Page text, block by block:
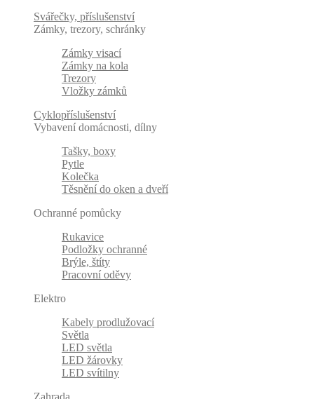
Svářečky, příslušenství
Zámky, trezory, schránky
Zámky visací
Zámky na kola
Trezory
Vložky zámků
Cyklopříslušenství
Vybavení domácnosti, dílny
Tašky, boxy
Pytle
Kolečka
Těsnění do oken a dveří
Ochranné pomůcky
Rukavice
Podložky ochranné
Brýle, štíty
Pracovní oděvy
Elektro
Kabely prodlužovací
Světla
LED světla
LED žárovky
LED svítilny
Zahrada